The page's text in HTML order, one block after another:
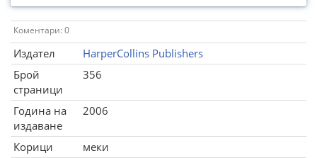
Коментари: 0
Издател
HarperCollins Publishers
Брой
страници
356
Година на
издаване
2006
Корици
меки